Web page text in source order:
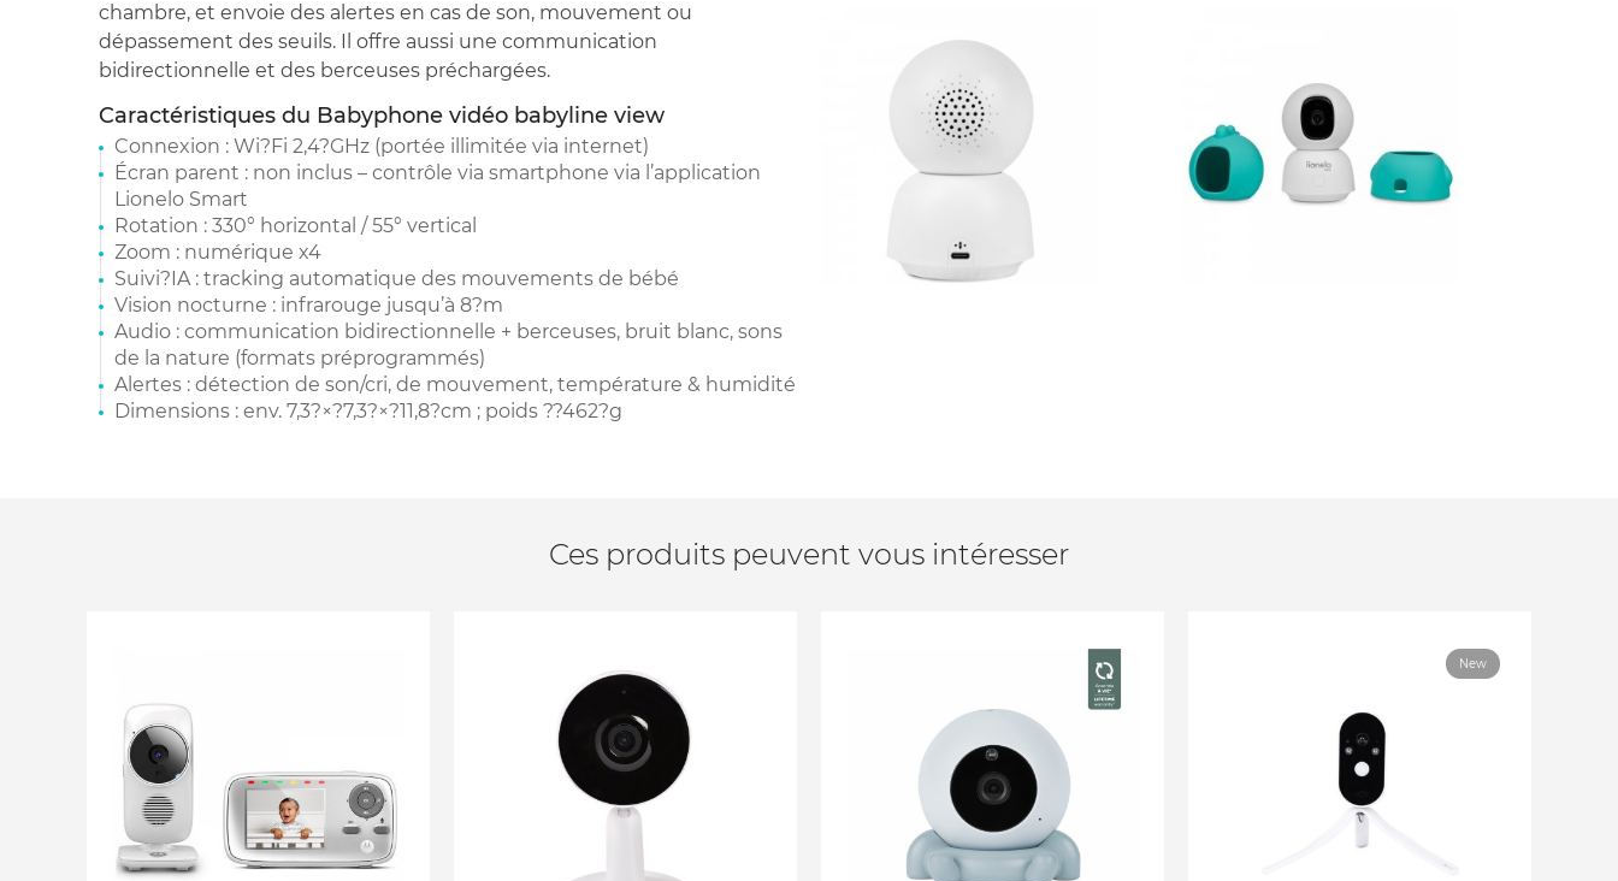
chambre, et envoie des alertes en cas de son, mouvement ou
dépassement des seuils. Il offre aussi une communication
bidirectionnelle et des berceuses préchargées.
Caractéristiques du Babyphone vidéo babyline view
Connexion : Wi?Fi 2,4?GHz (portée illimitée via internet)
Écran parent : non inclus – contrôle via smartphone via l’application
Lionelo Smart
Rotation : 330° horizontal / 55° vertical
Zoom : numérique x4
Suivi?IA : tracking automatique des mouvements de bébé
Vision nocturne : infrarouge jusqu’à 8?m
Audio : communication bidirectionnelle + berceuses, bruit blanc, sons
de la nature (formats préprogrammés)
Alertes : détection de son/cri, de mouvement, température & humidité
Dimensions : env. 7,3?×?7,3?×?11,8?cm ; poids ??462?g
Ces produits peuvent vous intéresser
New